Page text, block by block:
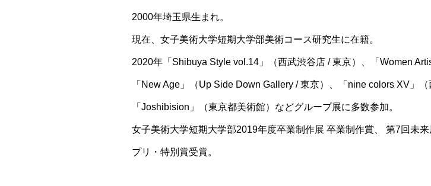
2000年埼玉県生まれ。
現在、女子美術大学短期大学部美術コース研究生に在籍。
2020年「Shibuya Style vol.14」（西武渋谷店 / 東京）、「Women
「New Age」（Up Side Down Gallery / 東京）、「nine colors XV」
「Joshibision」（東京都美術館）などグループ展に多数参加。
女子美術大学短期大学部2019年度卒業制作展 卒業制作賞、 第7回未
プリ・特別賞受賞。